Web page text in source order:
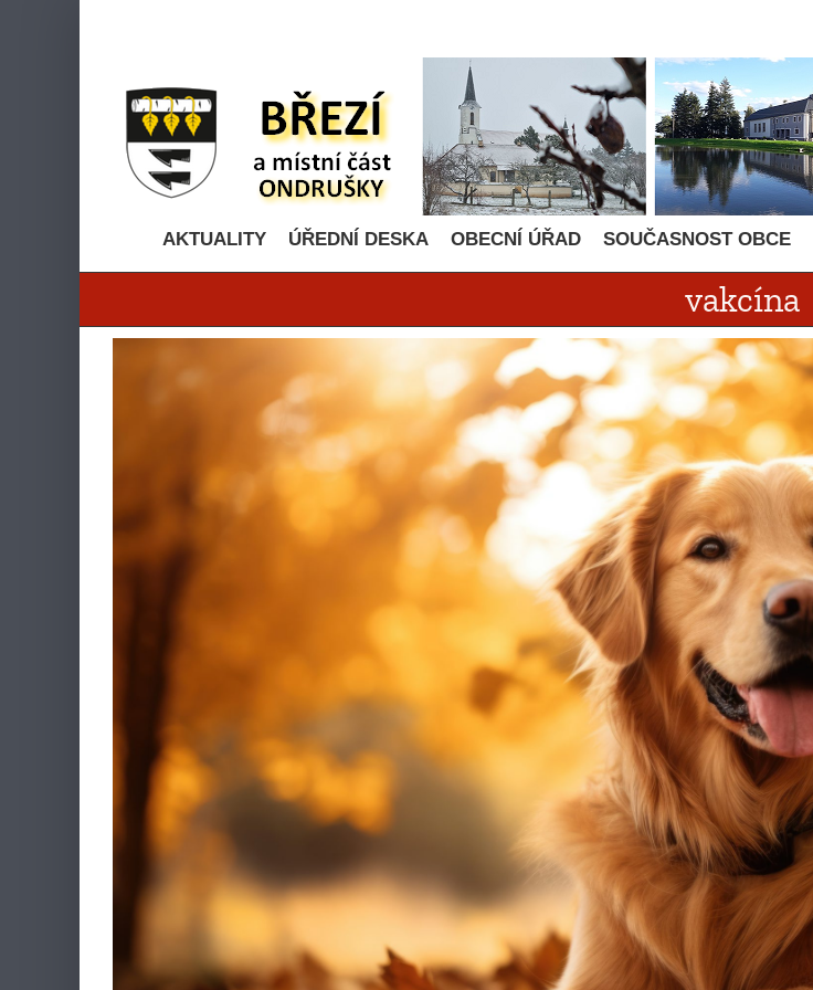
AKTUALITY ÚŘEDNÍ DESKA OBECNÍ ÚŘAD SOUČASNOST OBCE
vakcína